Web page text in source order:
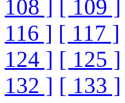
108 ] [ 109 ]
116 ] [ 117 ]
124 ] [ 125 ]
132 ] [ 133 ]